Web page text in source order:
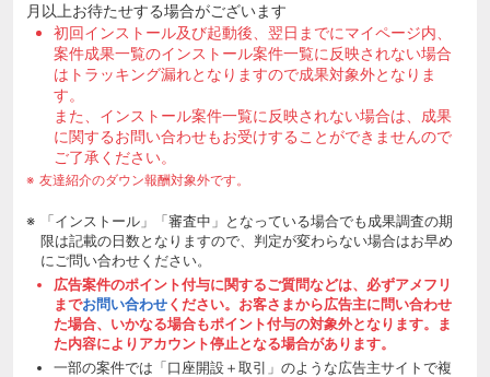
月以上お待たせする場合がございます
初回インストール及び起動後、翌日までにマイページ内、
案件成果一覧のインストール案件一覧に反映されない場合
はトラッキング漏れとなりますので成果対象外となりま
す。
また、インストール案件一覧に反映されない場合は、成果
に関するお問い合わせもお受けすることができませんので
ご了承ください。
友達紹介のダウン報酬対象外です。
「インストール」「審査中」となっている場合でも成果調査の期
限は記載の日数となりますので、判定が変わらない場合はお早め
にご問い合わせください。
広告案件のポイント付与に関するご質問などは、必ずアメフリ
までお問い合わせください。お客さまから広告主に問い合わせ
た場合、いかなる場合もポイント付与の対象外となります。ま
た内容によりアカウント停止となる場合があります。
一部の案件では「口座開設＋取引」のような広告主サイトで複